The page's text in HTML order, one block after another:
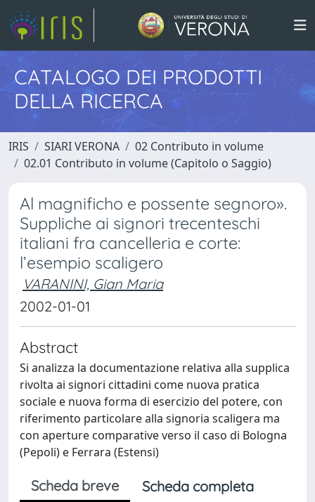
CATALOGO DEI PRODOTTI
DELLA RICERCA
IRIS SIARI VERONA
02 Contributo in volume
02.01 Contributo in volume (Capitolo o Saggio)
Al magnificho e possente segnoro».
Suppliche ai signori trecenteschi
italiani fra cancelleria e corte:
l’esempio scaligero
VARANINI, Gian Maria
2002-01-01
Abstract
Si analizza la documentazione relativa alla supplica
rivolta ai signori cittadini come nuova pratica
sociale e nuova forma di esercizio del potere, con
riferimento particolare alla signoria scaligera ma
con aperture comparative verso il caso di Bologna
(Pepoli) e Ferrara (Estensi)
Scheda breve
Scheda completa